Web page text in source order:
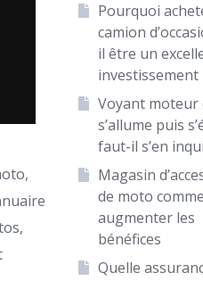
Pourquoi
camion
il être un
investissement
Voyant moteur
s’allume puis
faut-il s’en
Magasin
de moto
augmenter les
bénéfices
Quelle